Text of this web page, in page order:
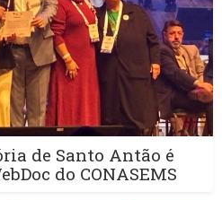
de Santo Antão é
do CONASEMS